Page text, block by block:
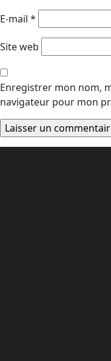
E-mail *
Site web
Enregistrer mon nom,
navigateur pour mon